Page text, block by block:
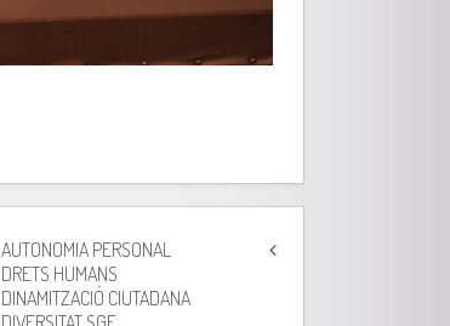
AUTONOMIA PERSONAL
DRETS HUMANS
DINAMITZACIÓ CIUTADANA